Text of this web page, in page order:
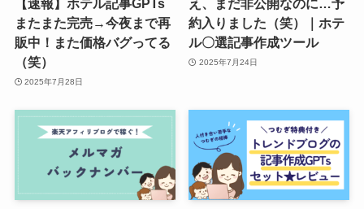
【速報】ホテル記事GPTs
またまた完売→今夜まで再
販中！また価格バグってる
（笑）
2025年7月28日
え、まだ非公開なのに…予
約入りました（笑）｜ホテ
ル〇選記事作成ツール
2025年7月24日